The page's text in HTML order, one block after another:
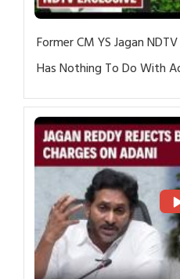
Former CM YS Jagan
Has Nothing To Do With
Charges